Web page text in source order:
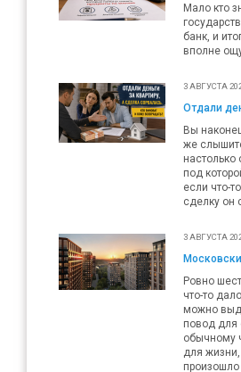
Мало кто
банк, и
вполне
3 АВГУСТА
Отдали
Вы
же
под
если что-
сделку он
3 АВГУСТА
Ровно
что-то
можно
повод для
обычному
для
произошло